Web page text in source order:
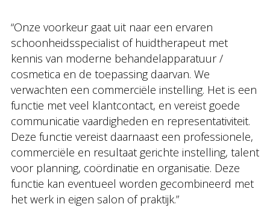
“Onze voorkeur gaat uit naar een ervaren
schoonheidsspecialist of huidtherapeut met
kennis van moderne behandelapparatuur /
cosmetica en de toepassing daarvan. We
verwachten een commerciële instelling. Het is een
functie met veel klantcontact, en vereist goede
communicatie vaardigheden en representativiteit.
Deze functie vereist daarnaast een professionele,
commerciële en resultaat gerichte instelling, talent
voor planning, coördinatie en organisatie. Deze
functie kan eventueel worden gecombineerd met
het werk in eigen salon of praktijk.”